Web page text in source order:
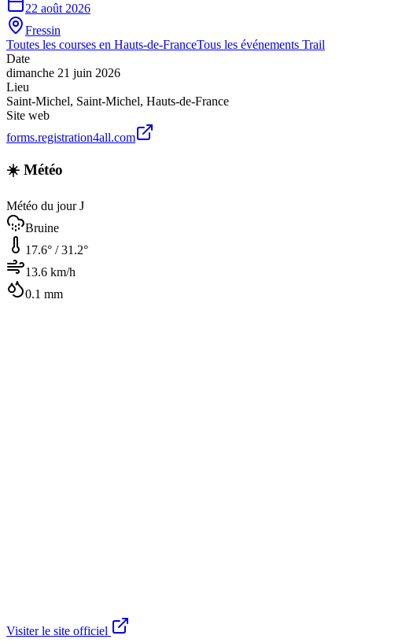
22 août 2026
Fressin
Toutes les courses en Hauts-de-FranceTous les événements Trail
Date
dimanche 21 juin 2026
Lieu
Saint-Michel, Saint-Michel, Hauts-de-France
Site web
forms.registration4all.com
☀️ Météo
Météo du jour J
Bruine
17.6° /31.2°
13.6 km/h
0.1 mm
Visiter le site officiel